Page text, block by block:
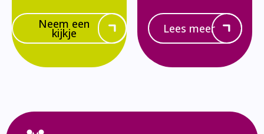
Neem een
kijkje Lees meer